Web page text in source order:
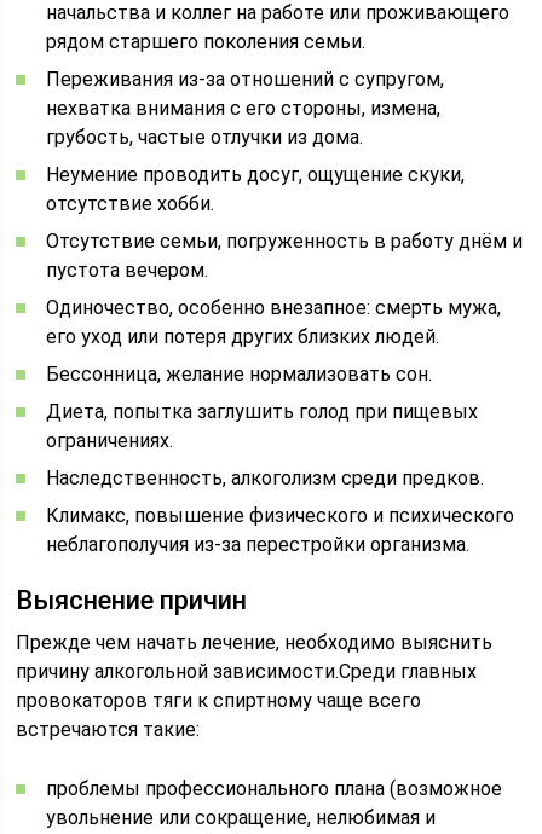
начальства и коллег на работе или проживающего
рядом старшего поколения семьи.
Переживания из-за отношений с супругом,
нехватка внимания с его стороны, измена,
грубость, частые отлучки из дома.
Неумение проводить досуг, ощущение скуки,
отсутствие хобби.
Отсутствие семьи, погруженность в работу днём и
пустота вечером.
Одиночество, особенно внезапное: смерть мужа,
его уход или потеря других близких людей.
Бессонница, желание нормализовать сон.
Диета, попытка заглушить голод при пищевых
ограничениях.
Наследственность, алкоголизм среди предков.
Климакс, повышение физического и психического
неблагополучия из-за перестройки организма.
Выяснение причин
Прежде чем начать лечение, необходимо выяснить
причину алкогольной зависимости.Среди главных
провокаторов тяги к спиртному чаще всего
встречаются такие:
проблемы профессионального плана (возможное
увольнение или сокращение, нелюбимая и